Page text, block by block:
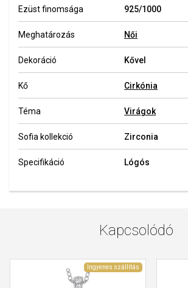
Ezüst finomsága 925/1000
Meghatározás Női
Dekoráció Kővel
Kő Cirkónia
Téma Virágok
Sofia kollekció Zirconia
Specifikáció Lógós
Kapcsolódó
Ingyenes szállítás